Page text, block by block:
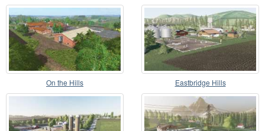
On the Hills Eastbridge Hills